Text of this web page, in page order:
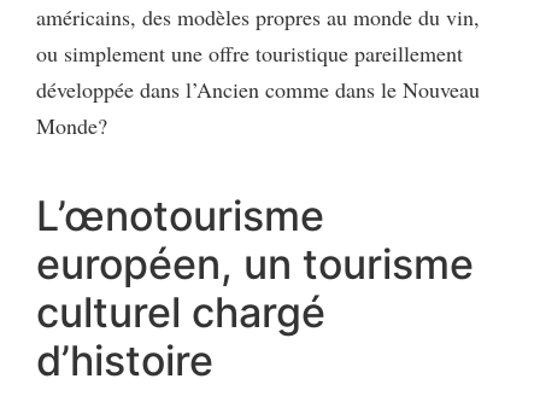
américains, des modèles propres au monde du vin,
ou simplement une offre touristique pareillement
développée dans l’Ancien comme dans le Nouveau
Monde?
L’œnotourisme
européen, un tourisme
culturel chargé
d’histoire